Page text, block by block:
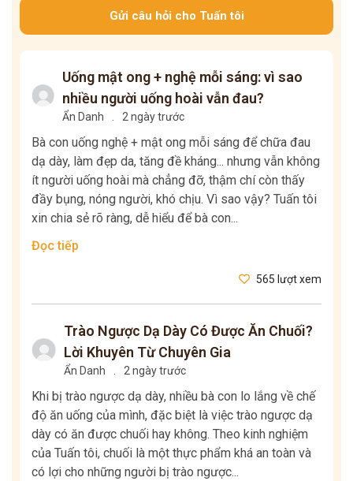
Gửi câu hỏi cho Tuấn tôi
Uống mật ong + nghệ mỗi sáng: vì sao
nhiều người uống hoài vẫn đau?
Ẩn Danh . 2 ngày trước
Bà con uống nghệ + mật ong mỗi sáng để chữa đau
dạ dày, làm đẹp da, tăng đề kháng... nhưng vẫn không
ít người uống hoài mà chẳng đỡ, thậm chí còn thấy
đầy bụng, nóng người, khó chịu. Vì sao vậy? Tuấn tôi
xin chia sẻ rõ ràng, dễ hiểu để bà con...
Đọc tiếp
565 lượt xem
Trào Ngược Dạ Dày Có Được Ăn Chuối?
Lời Khuyên Từ Chuyên Gia
Ẩn Danh . 2 ngày trước
Khi bị trào ngược dạ dày, nhiều bà con lo lắng về chế
độ ăn uống của mình, đặc biệt là việc trào ngược dạ
dày có ăn được chuối hay không. Theo kinh nghiệm
của Tuấn tôi, chuối là một thực phẩm khá an toàn và
có lợi cho những người bị trào ngược...